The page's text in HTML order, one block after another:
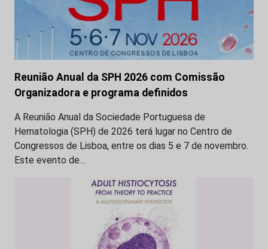
Reunião Anual da SPH 2026 com Comissão
Organizadora e programa definidos
A Reunião Anual da Sociedade Portuguesa de
Hematologia (SPH) de 2026 terá lugar no Centro de
Congressos de Lisboa, entre os dias 5 e 7 de novembro.
Este evento de…